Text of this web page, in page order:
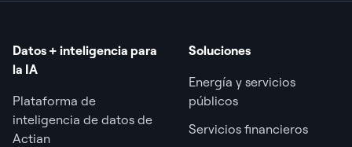
Datos + inteligencia para
la IA
Plataforma de
inteligencia de datos de
Actian
Soluciones
Energía y servicios
públicos
Servicios financieros